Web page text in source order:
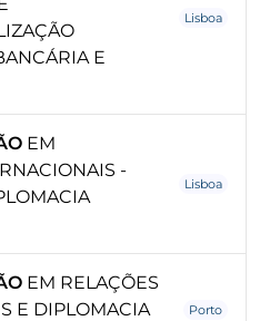
E
Lisboa
EM
-
Lisboa
EM RELAÇÕES
E DIPLOMACIA
Porto